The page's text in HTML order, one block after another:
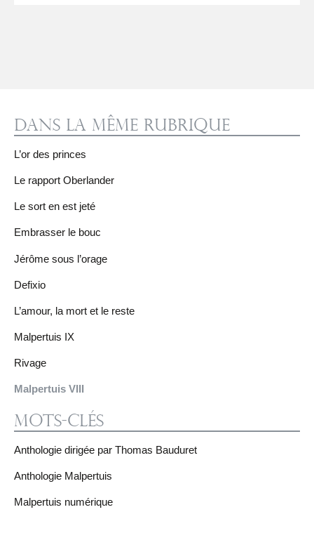
Dans la même rubrique
L’or des princes
Le rapport Oberlander
Le sort en est jeté
Embrasser le bouc
Jérôme sous l’orage
Defixio
L’amour, la mort et le reste
Malpertuis IX
Rivage
Malpertuis VIII
Mots-clés
Anthologie dirigée par Thomas Bauduret
Anthologie Malpertuis
Malpertuis numérique